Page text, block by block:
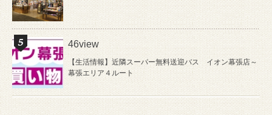
46view
【生活情報】近隣スーパー無料送迎バス イオン幕張店～
幕張エリア４ルート